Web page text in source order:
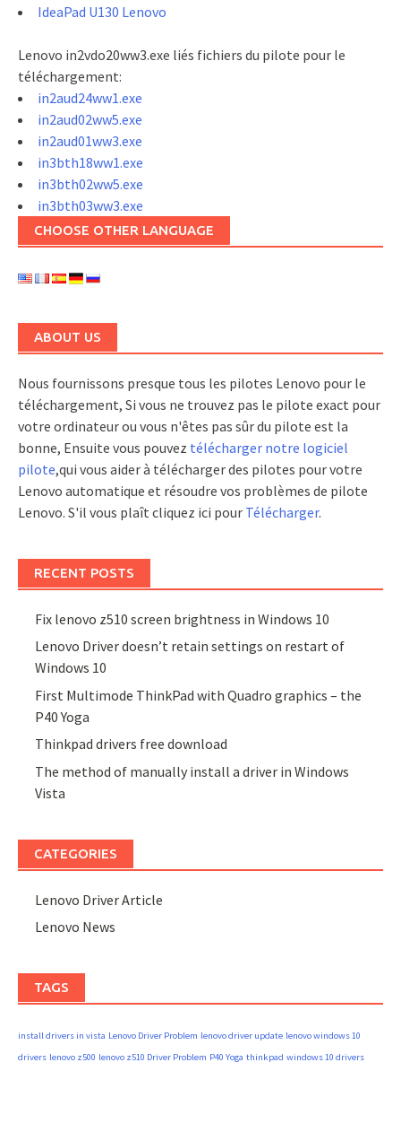
IdeaPad U130 Lenovo
Lenovo in2vdo20ww3.exe liés fichiers du pilote pour le
téléchargement:
in2aud24ww1.exe
in2aud02ww5.exe
in2aud01ww3.exe
in3bth18ww1.exe
in3bth02ww5.exe
in3bth03ww3.exe
CHOOSE OTHER LANGUAGE
ABOUT US
Nous fournissons presque tous les pilotes Lenovo pour le
téléchargement, Si vous ne trouvez pas le pilote exact pour
votre ordinateur ou vous n'êtes pas sûr du pilote est la
bonne, Ensuite vous pouvez télécharger notre logiciel
pilote,qui vous aider à télécharger des pilotes pour votre
Lenovo automatique et résoudre vos problèmes de pilote
Lenovo. S'il vous plaît cliquez ici pour Télécharger.
RECENT POSTS
Fix lenovo z510 screen brightness in Windows 10
Lenovo Driver doesn’t retain settings on restart of
Windows 10
First Multimode ThinkPad with Quadro graphics – the
P40 Yoga
Thinkpad drivers free download
The method of manually install a driver in Windows
Vista
CATEGORIES
Lenovo Driver Article
Lenovo News
TAGS
install drivers in vista Lenovo Driver Problem lenovo driver update lenovo windows 10
drivers lenovo z500 lenovo z510 Driver Problem P40 Yoga thinkpad windows 10 drivers